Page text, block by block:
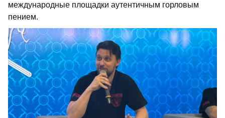
международные площадки аутентичным горловым
пением.